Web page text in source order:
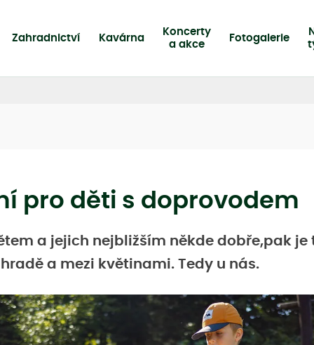
Zahradnictví Kavárna
Koncerty
a akce
Fotogalerie
pro děti s doprovodem
a jejich nejbližším někde dobře,pak je
a mezi květinami. Tedy u nás.